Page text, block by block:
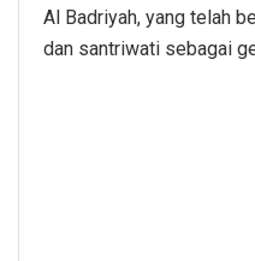
Al Badriyah, yang telah
dan santriwati sebagai